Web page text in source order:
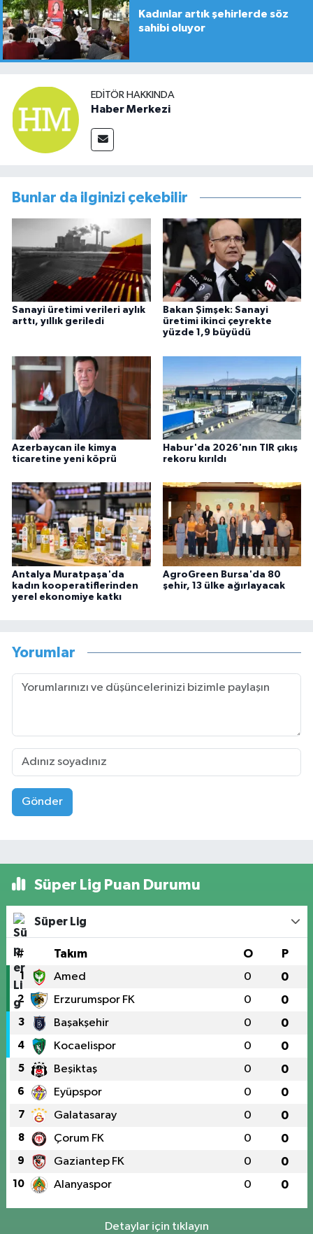
Kadınlar artık şehirlerde söz
sahibi oluyor
EDITÖR HAKKINDA
Haber Merkezi
Bunlar da ilginizi çekebilir
Sanayi üretimi verileri aylık
arttı, yıllık geriledi
Bakan Şimşek: Sanayi
üretimi ikinci çeyrekte
yüzde 1,9 büyüdü
Azerbaycan ile kimya
ticaretine yeni köprü
Habur'da 2026'nın TIR çıkış
rekoru kırıldı
Antalya Muratpaşa'da
kadın kooperatiflerinden
yerel ekonomiye katkı
AgroGreen Bursa'da 80
şehir, 13 ülke ağırlayacak
Yorumlar
Gönder
Süper Lig Puan Durumu
Süper Lig
# Takım O P
1 Amed 0 0
2 Erzurumspor FK 0 0
3 Başakşehir 0 0
4 Kocaelispor 0 0
5 Beşiktaş 0 0
6 Eyüpspor 0 0
7 Galatasaray 0 0
8 Çorum FK 0 0
9 Gaziantep FK 0 0
10 Alanyaspor 0 0
Detaylar için tıklayın